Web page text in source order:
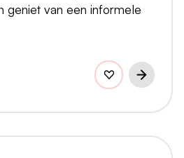
geniet van een informele